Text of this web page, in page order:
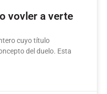
vovler a verte
cuyo título
del duelo. Esta